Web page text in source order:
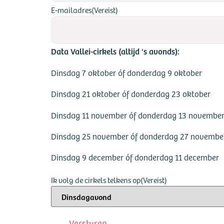
E-mailadres(Vereist)
Data Vallei-cirkels (altijd 's avonds):
Dinsdag 7 oktober óf donderdag 9 oktober
Dinsdag 21 oktober óf donderdag 23 oktober
Dinsdag 11 november óf donderdag 13 november
Dinsdag 25 november óf donderdag 27
Dinsdag 9 december óf donderdag 11 december
Ik volg de cirkels telkens op(Vereist)